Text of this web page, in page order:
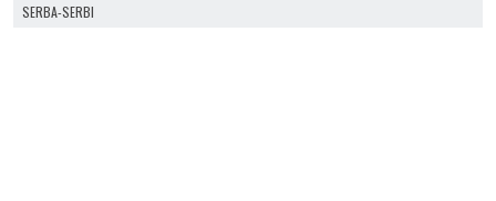
SERBA-SERBI